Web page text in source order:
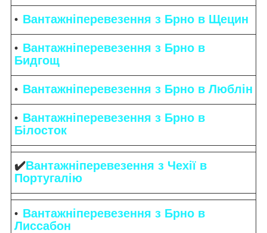
Вантажніперевезення з Брно в Щецин
Вантажніперевезення з Брно в
Бидгощ
Вантажніперевезення з Брно в Люблін
Вантажніперевезення з Брно в
Білосток
✔️Вантажніперевезення з Чехії в
Португалію
Вантажніперевезення з Брно в
Лиссабон